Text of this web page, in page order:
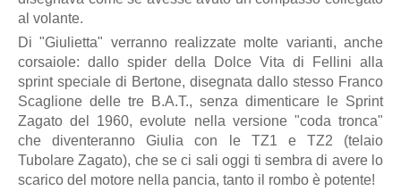
al volante.
Di "Giulietta" verranno realizzate molte varianti, anche
corsaiole: dallo spider della Dolce Vita di Fellini alla
sprint speciale di Bertone, disegnata dallo stesso Franco
Scaglione delle tre B.A.T., senza dimenticare le Sprint
Zagato del 1960, evolute nella versione "coda tronca"
che diventeranno Giulia con le TZ1 e TZ2 (telaio
Tubolare Zagato), che se ci sali oggi ti sembra di avere lo
scarico del motore nella pancia, tanto il rombo è potente!